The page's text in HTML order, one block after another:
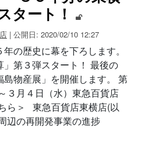
タート！
| 公開日: 2020/02/10 12:27
の歴史に幕を下ろします。
」第３弾スタート！ 最後の
島物産展」を開催します。 第
３月４日（水）東急百貨店
ら＞ 東急百貨店東横店(以
辺の再開発事業の進捗